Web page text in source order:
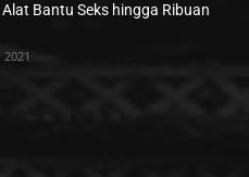
Bantu Seks hingga Ribuan